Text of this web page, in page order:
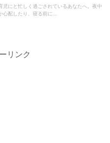
児にと忙しく過ごされているあなたへ。夜中
心配したり、寝る前に...
リンク